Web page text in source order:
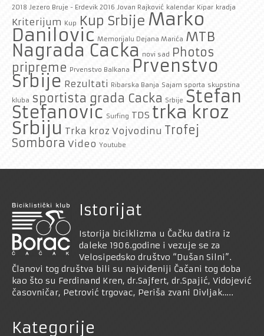
2018 Jezero Bruje - Erdevik 2016 Jovan Rajković kalendar Kipar kradja
Kriterijum Kup Kup Srbije Marko
Danilovic Memorijalu Dejana Marića MTB
Nagrada Cacka novi sad
Photos
pripreme
Prvenstvo Balkana Prvenstvo
Srbije Rezultati Ribarska Banja Sajam sporta skupstina
kluba sportista grada Cacka Srbije Stefan
Stefanovic Surfing TDS trka kroz
Srbiju Trka kroz Vojvodinu Trofej
Sombora Video Youtube
Istorijat
Istorija biciklizma u Čačku datira iz
daleke 1906.godine i vezuje se za
Velosipedsko društvo “Dušan Silni”.
Članovi tog društva bili su najviđeniji Čačani tog doba
kao što su Ferdinand Kren, dr.Sajfert, dr.Spajić, Vidojević
časovničar, Petrović trgovac, Periša zvani Divljak…..
Kategorije